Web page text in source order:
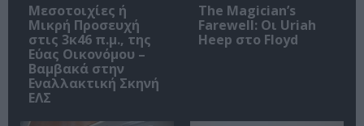
Μεσοτοιχίες ή
Μικρή Προσευχή
στις 3κ46 π.μ., της
Εύας Οικονόμου –
Βαμβακά στην
Εναλλακτική Σκηνή
ΕΛΣ
The Magician’s
Farewell: Οι Uriah
Heep στο Floyd